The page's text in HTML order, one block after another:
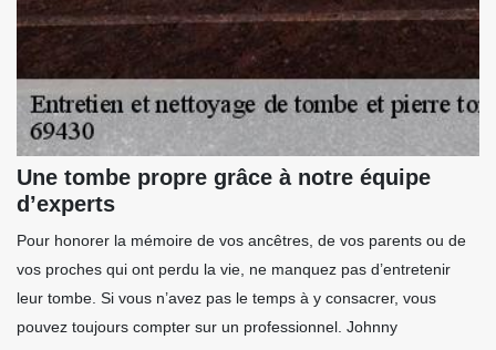
Une tombe propre grâce à notre équipe
d’experts
Pour honorer la mémoire de vos ancêtres, de vos parents ou de
vos proches qui ont perdu la vie, ne manquez pas d’entretenir
leur tombe. Si vous n’avez pas le temps à y consacrer, vous
pouvez toujours compter sur un professionnel. Johnny